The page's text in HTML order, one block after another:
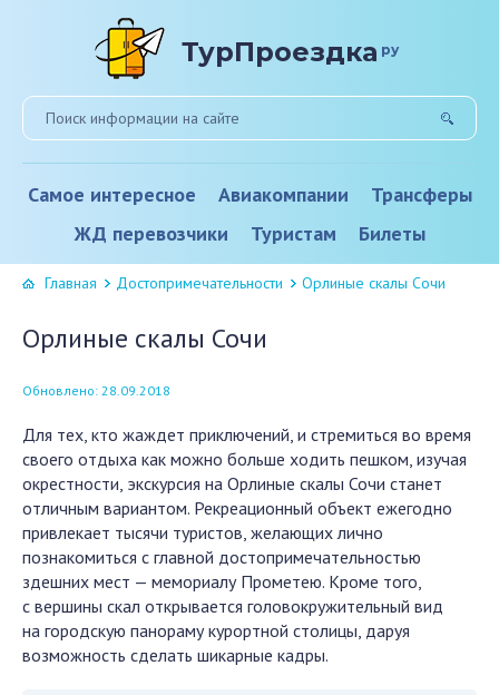
ТурПроездка ру
Самое интересное Авиакомпании
Трансферы
ЖД перевозчики
Туристам Билеты
Главная Достопримечательности Орлиные скалы Сочи
Орлиные скалы Сочи
Обновлено: 28.09.2018
Для тех, кто жаждет приключений, и стремиться во время
своего отдыха как можно больше ходить пешком, изучая
окрестности, экскурсия на Орлиные скалы Сочи станет
отличным вариантом. Рекреационный объект ежегодно
привлекает тысячи туристов, желающих лично
познакомиться с главной достопримечательностью
здешних мест — мемориалу Прометею. Кроме того,
с вершины скал открывается головокружительный вид
на городскую панораму курортной столицы, даруя
возможность сделать шикарные кадры.